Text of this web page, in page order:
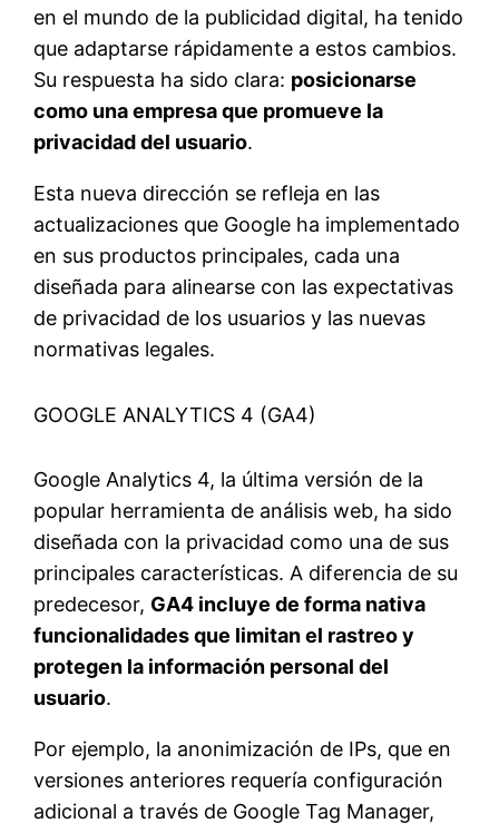
en el mundo de la publicidad digital, ha tenido
que adaptarse rápidamente a estos cambios.
Su respuesta ha sido clara: posicionarse
como una empresa que promueve la
privacidad del usuario.
Esta nueva dirección se refleja en las
actualizaciones que Google ha implementado
en sus productos principales, cada una
diseñada para alinearse con las expectativas
de privacidad de los usuarios y las nuevas
normativas legales.
GOOGLE ANALYTICS 4 (GA4)
Google Analytics 4, la última versión de la
popular herramienta de análisis web, ha sido
diseñada con la privacidad como una de sus
principales características. A diferencia de su
predecesor, GA4 incluye de forma nativa
funcionalidades que limitan el rastreo y
protegen la información personal del
usuario.
Por ejemplo, la anonimización de IPs, que en
versiones anteriores requería configuración
adicional a través de Google Tag Manager,